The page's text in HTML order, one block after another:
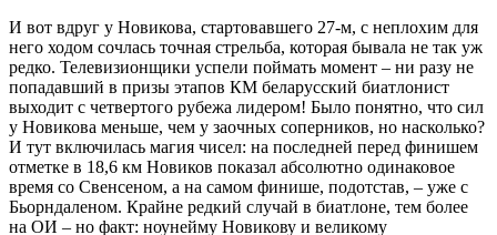
И вот вдруг у Новикова, стартовавшего 27-м, с неплохим для
него ходом сочлась точная стрельба, которая бывала не так уж
редко. Телевизионщики успели поймать момент – ни разу не
попадавший в призы этапов КМ беларусский биатлонист
выходит с четвертого рубежа лидером! Было понятно, что сил
у Новикова меньше, чем у заочных соперников, но насколько?
И тут включилась магия чисел: на последней перед финишем
отметке в 18,6 км Новиков показал абсолютно одинаковое
время со Свенсеном, а на самом финише, подотстав, – уже с
Бьорндаленом. Крайне редкий случай в биатлоне, тем более
на ОИ – но факт: ноунейму Новикову и великому